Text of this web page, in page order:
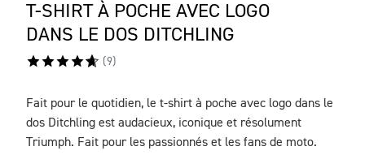
T-SHIRT À POCHE AVEC LOGO
DANS LE DOS DITCHLING
(9)
DESCRIPTION
Fait pour le quotidien, le t-shirt à poche avec logo dans le
dos Ditchling est audacieux, iconique et résolument
Triumph. Fait pour les passionnés et les fans de moto.